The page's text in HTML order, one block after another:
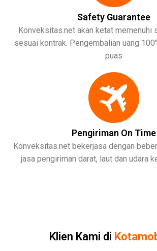
Safety Guarantee
Konveksitas.net akan ketat memenuhi
sesuai kontrak. Pengembalian uang
puas
Pengiriman On Time
Konveksitas.net bekerjasa dengan
jasa pengiriman darat, laut dan udara
Klien Kami di